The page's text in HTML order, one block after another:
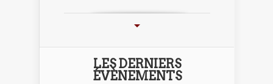
LES DERNIERS
ÉVÈNEMENTS